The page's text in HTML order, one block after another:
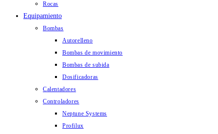
Rocas
Equipamiento
Bombas
Autorelleno
Bombas de movimiento
Bombas de subida
Dosificadoras
Calentadores
Controladores
Neptune Systems
Profilux